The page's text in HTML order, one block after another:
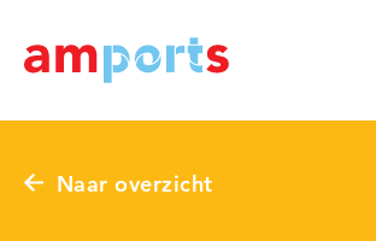
Naar overzicht